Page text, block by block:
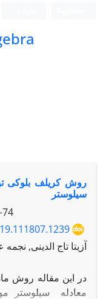
سیلوستر
74
آزیتا تاج الدینی,
در این مقاله روش
معادله سیلوستر